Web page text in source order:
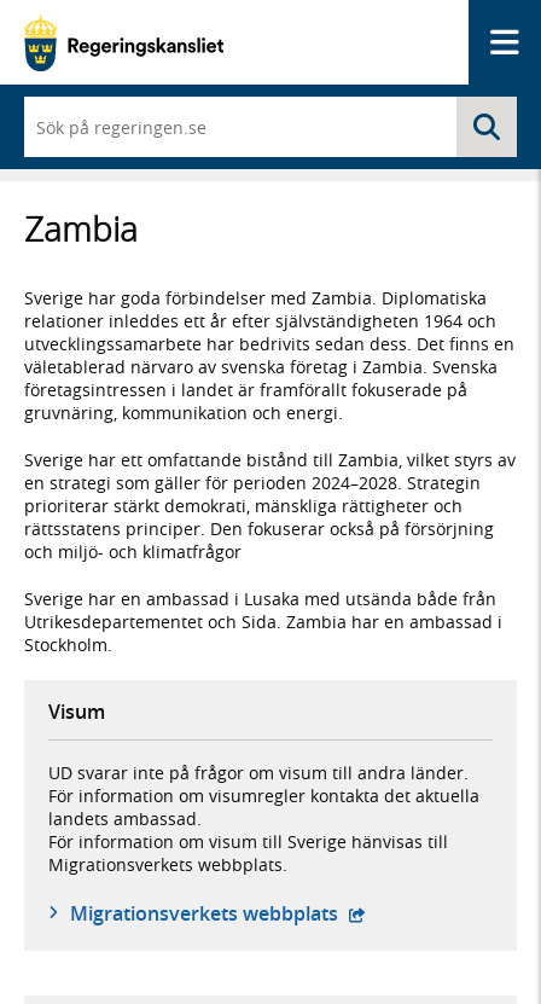
du
börjar
skriva
framträder
en
med
sökförslag
Zambia
Sverige har goda förbindelser med Zambia. Diplomatiska
relationer inleddes ett år efter självständigheten 1964 och
utvecklingssamarbete har bedrivits sedan dess. Det finns en
väletablerad närvaro av svenska företag i Zambia. Svenska
företagsintressen i landet är framförallt fokuserade på
gruvnäring, kommunikation och energi.
Sverige har ett omfattande bistånd till Zambia, vilket styrs av
en strategi som gäller för perioden 2024–2028. Strategin
prioriterar stärkt demokrati, mänskliga rättigheter och
rättsstatens principer. Den fokuserar också på försörjning
och miljö- och klimatfrågor
Sverige har en ambassad i Lusaka med utsända både från
Utrikesdepartementet och Sida. Zambia har en ambassad i
Stockholm.
Visum
UD svarar inte på frågor om visum till andra länder.
För information om visumregler kontakta det aktuella
landets ambassad.
För information om visum till Sverige hänvisas till
Migrationsverkets webbplats.
Migrationsverkets webbplats - öppnas i ny flik,